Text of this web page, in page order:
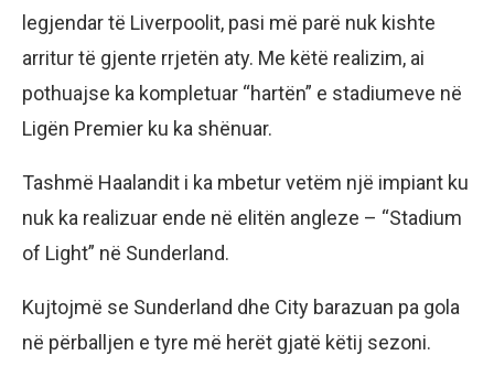
legjendar të Liverpoolit, pasi më parë nuk kishte
arritur të gjente rrjetën aty. Me këtë realizim, ai
pothuajse ka kompletuar “hartën” e stadiumeve në
Ligën Premier ku ka shënuar.
Tashmë Haalandit i ka mbetur vetëm një impiant ku
nuk ka realizuar ende në elitën angleze – “Stadium
of Light” në Sunderland.
Kujtojmë se Sunderland dhe City barazuan pa gola
në përballjen e tyre më herët gjatë këtij sezoni.